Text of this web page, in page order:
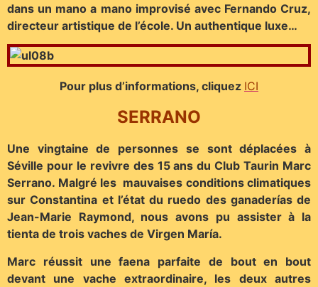
dans un mano a mano improvisé avec Fernando Cruz,
directeur artistique de l’école. Un authentique luxe…
Pour plus d’informations, cliquez ICI
SERRANO
Une vingtaine de personnes se sont déplacées à
Séville pour le revivre des 15 ans du Club Taurin Marc
Serrano. Malgré les mauvaises conditions climatiques
sur Constantina et l’état du ruedo des ganaderías de
Jean-Marie Raymond, nous avons pu assister à la
tienta de trois vaches de Virgen María.
Marc réussit une faena parfaite de bout en bout
devant une vache extraordinaire, les deux autres